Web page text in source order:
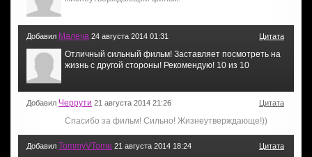
Добавил Малеча 24 августа 2014 01:31 Цитата
Отличный сильный фильм! Заставляет посмотреть на
жизнь с другой стороны! Рекомендую! 10 из 10
Добавил Черрути 21 августа 2014 21:26 Цитата
Спасибо за фильм! Сильно! Жизнеутверждающе!))
Добавил TommyVTome 21 августа 2014 18:24 Цитата